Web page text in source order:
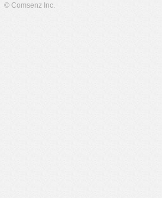
© Comsenz Inc.